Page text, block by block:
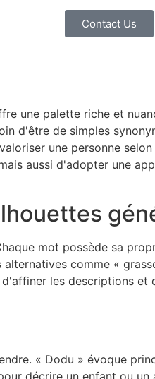
Contact Us
une palette riche et
d'être de simples
une personne
aussi d'adopter une
mot possède sa
comme «
les descriptions et
« Dodu » évoque